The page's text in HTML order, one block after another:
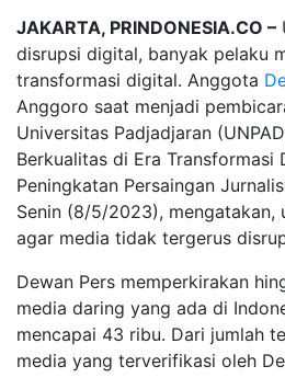
JAKARTA, PRINDONESIA.CO –
disrupsi digital, banyak pelaku
transformasi digital. Anggota
Anggoro saat menjadi
Universitas Padjadjaran
Berkualitas di Era Transformasi
Peningkatan Persaingan
Senin (8/5/2023), mengatakan,
agar media tidak tergerus
Dewan Pers memperkirakan
media daring yang ada di
mencapai 43 ribu. Dari jumlah
media yang terverifikasi oleh